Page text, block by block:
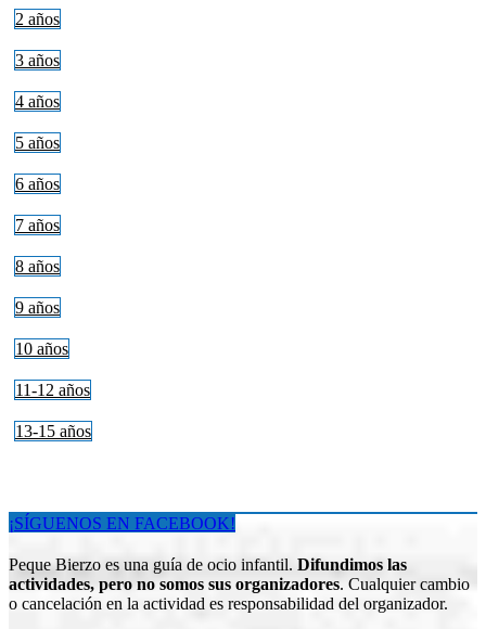
2 años
3 años
4 años
5 años
6 años
7 años
8 años
9 años
10 años
11-12 años
13-15 años
¡SÍGUENOS EN FACEBOOK!
Peque Bierzo es una guía de ocio infantil. Difundimos las
actividades, pero no somos sus organizadores. Cualquier cambio
o cancelación en la actividad es responsabilidad del organizador.